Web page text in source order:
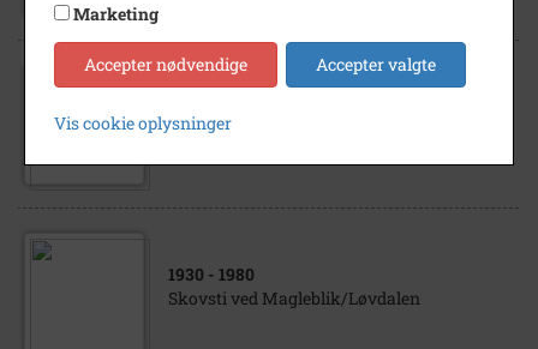
Krucifiks fra Magleblik
1930 - 1980
Skovsti ved Magleblik/Løvdalen
Marketing
Accepter nødvendige Accepter valgte
Vis cookie oplysninger